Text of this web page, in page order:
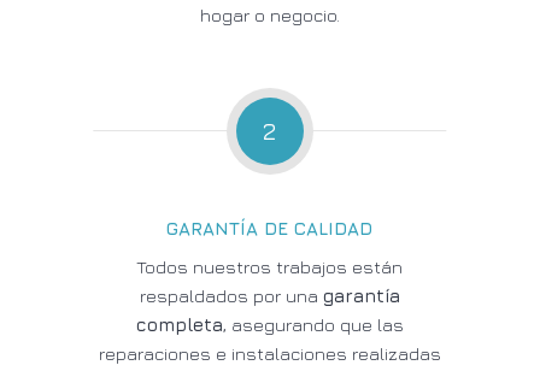
hogar o negocio.
2
GARANTÍA DE CALIDAD
Todos nuestros trabajos están
respaldados por una garantía
completa, asegurando que las
reparaciones e instalaciones realizadas